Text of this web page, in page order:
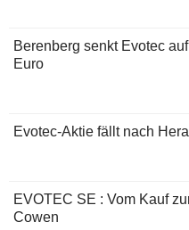
Berenberg senkt Evotec
Euro
Evotec-Aktie fällt nach
EVOTEC SE : Vom Kauf
Cowen